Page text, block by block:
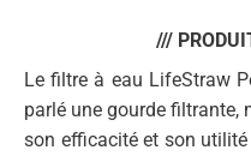
///
Le filtre à eau LifeStraw
parlé une gourde filtrante,
son efficacité et son